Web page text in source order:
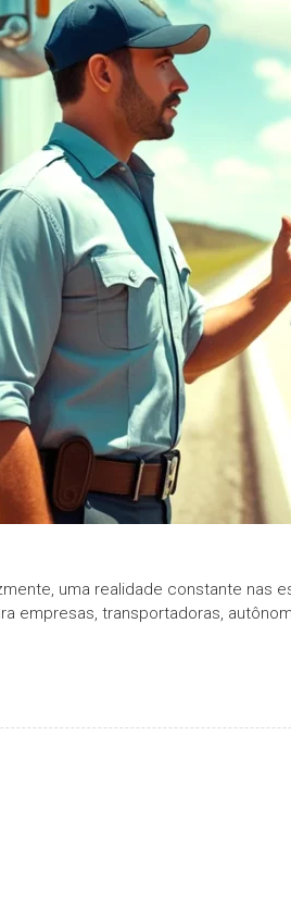
uma realidade constante nas
empresas, transportadoras,